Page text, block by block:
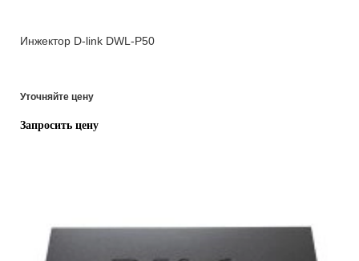
Инжектор D-link DWL-P50
Уточняйте цену
Запросить цену